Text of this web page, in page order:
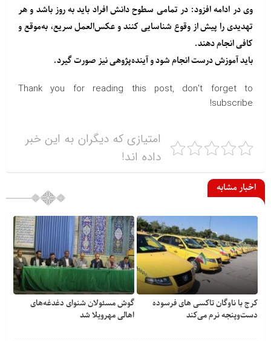
وی در ادامه افزود: در تمامی سطوح دانش افراد باید به روز باشد و هر
تهدیدی را پیش از وقوع شناسایی کنند و عکس‌العمل سریع، به‌موقع و
کافی انجام دهند.
باید آموزش درست انجام شود و آینده‌پژوهی نیز صورت گیرد.
Thank you for reading this post, don't forget to
subscribe!
امتیازی که دیگران به این خبر
داده اند!
اخبار مشابه
کرج با ناوگان تاکسی های فرسوده
دست‌وپنجه نرم می‌کند
گوش مسئولان شنوای دغدغه‎‌های
اهالی مهرویلا شد